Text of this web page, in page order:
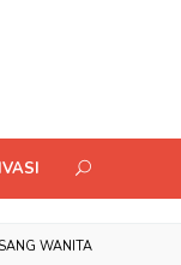
WANITA